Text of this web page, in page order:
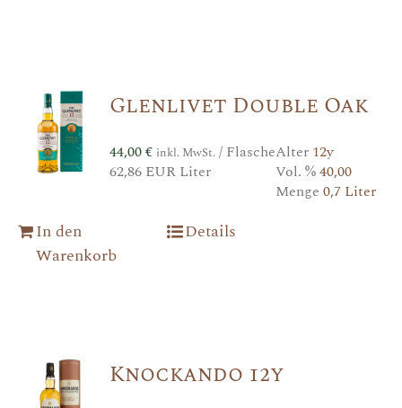
Glenlivet Double Oak
44,00€ inkl. MwSt./ Flasche
62,86 EUR Liter
Alter 12y
Vol. %40,00
Menge 0,7 Liter
In den
Warenkorb
Details
Knockando 12y